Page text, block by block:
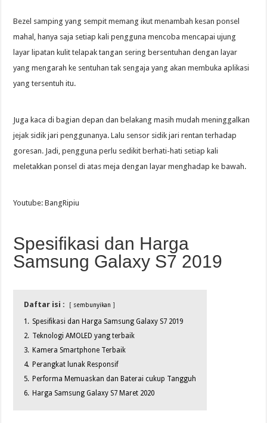
Bezel samping yang sempit memang ikut menambah kesan ponsel
mahal, hanya saja setiap kali pengguna mencoba mencapai ujung
layar lipatan kulit telapak tangan sering bersentuhan dengan layar
yang mengarah ke sentuhan tak sengaja yang akan membuka aplikasi
yang tersentuh itu.
Juga kaca di bagian depan dan belakang masih mudah meninggalkan
jejak sidik jari penggunanya. Lalu sensor sidik jari rentan terhadap
goresan. Jadi, pengguna perlu sedikit berhati-hati setiap kali
meletakkan ponsel di atas meja dengan layar menghadap ke bawah.
Youtube: BangRipiu
Spesifikasi dan Harga
Samsung Galaxy S7 2019
Daftar isi : sembunyikan
1. Spesifikasi dan Harga Samsung Galaxy S7 2019
2. Teknologi AMOLED yang terbaik
3. Kamera Smartphone Terbaik
4. Perangkat lunak Responsif
5. Performa Memuaskan dan Baterai cukup Tangguh
6. Harga Samsung Galaxy S7 Maret 2020